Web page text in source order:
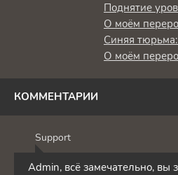
О моём
О моём
КОММЕНТАРИИ
Support
Admin, всё замечательно, вы